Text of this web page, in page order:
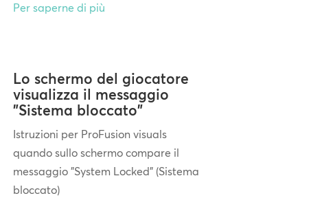
Per saperne di più
Lo schermo del giocatore
visualizza il messaggio
"Sistema bloccato"
Istruzioni per ProFusion visuals
quando sullo schermo compare il
messaggio "System Locked" (Sistema
bloccato)